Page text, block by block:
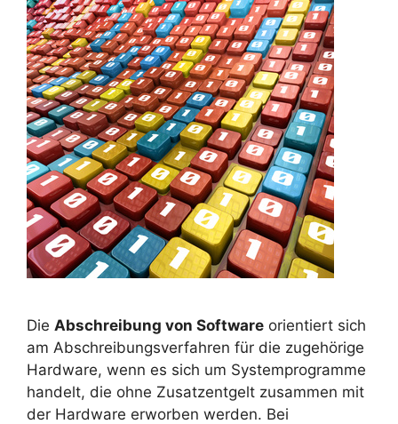
Die Abschreibung von Software orientiert sich
am Abschreibungsverfahren für die zugehörige
Hardware, wenn es sich um Systemprogramme
handelt, die ohne Zusatzentgelt zusammen mit
der Hardware erworben werden. Bei